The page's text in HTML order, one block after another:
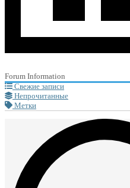
Forum Information
Свежие записи
Непрочитанные
Метки